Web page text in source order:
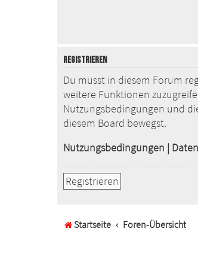
REGISTRIEREN
Du musst in diesem Forum
weitere Funktionen
Nutzungsbedingungen und
diesem Board bewegst.
Nutzungsbedingungen |
Registrieren
Startseite Foren-Übersicht